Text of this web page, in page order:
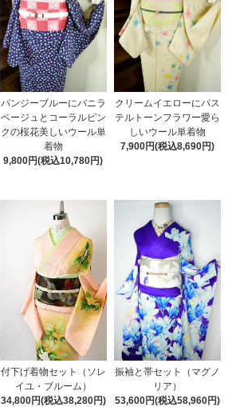
パンジーブルーにバニラ
ベージュとコーラルピン
クの桜花美しいウール単
着物
9,800円(税込10,780円)
クリームイエローにパス
テルトーンフラワー愛ら
しいウール単着物
7,900円(税込8,690円)
付下げ着物セット（ソレ
イユ・ブルーム）
34,800円(税込38,280円)
振袖と帯セット（マグノ
リア）
53,600円(税込58,960円)